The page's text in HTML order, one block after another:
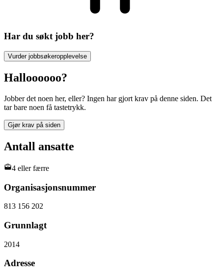
Har du søkt jobb her?
Vurder jobbsøkeropplevelse
Halloooooo?
Jobber det noen her, eller? Ingen har gjort krav på denne siden. Det
tar bare noen få tastetrykk.
Gjør krav på siden
Antall ansatte
4 eller færre
Organisasjonsnummer
813 156 202
Grunnlagt
2014
Adresse